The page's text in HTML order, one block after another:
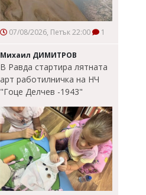
07/08/2026, Петък 22:00 1
Михаил ДИМИТРОВ
В Равда стартира лятната
арт работилничка на НЧ
"Гоце Делчев -1943"